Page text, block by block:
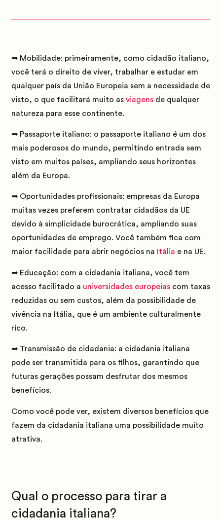
➡ Mobilidade: primeiramente, como cidadão italiano,
você terá o direito de viver, trabalhar e estudar em
qualquer país da União Europeia sem a necessidade de
visto, o que facilitará muito as viagensde qualquer
natureza para esse continente.
➡ Passaporte italiano: o passaporte italiano é um dos
mais poderosos do mundo, permitindo entrada sem
visto em muitos países, ampliando seus horizontes
além da Europa.
➡ Oportunidades profissionais: empresas da Europa
muitas vezes preferem contratar cidadãos da UE
devido à simplicidade burocrática, ampliando suas
oportunidades de emprego. Você também fica com
maior facilidade para abrir negócios na
Itália e na UE.
➡ Educação: com a cidadania italiana, você tem
acesso facilitado a universidades europeiascom taxas
reduzidas ou sem custos, além da possibilidade de
vivência na Itália, que é um ambiente culturalmente
rico.
➡ Transmissão de cidadania: a cidadania italiana
pode ser transmitida para os filhos, garantindo que
futuras gerações possam desfrutar dos mesmos
benefícios.
Como você pode ver, existem diversos benefícios que
fazem da cidadania italiana uma possibilidade muito
atrativa.
Qual o processo para tirar a
cidadania italiana?